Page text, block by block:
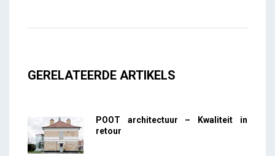
GERELATEERDE ARTIKELS
POOT architectuur – Kwaliteit in
retour